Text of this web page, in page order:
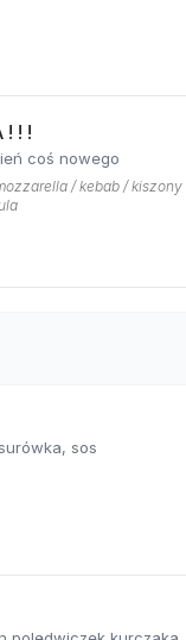
! ! !
coś nowego
/ kebab / kiszony
sos